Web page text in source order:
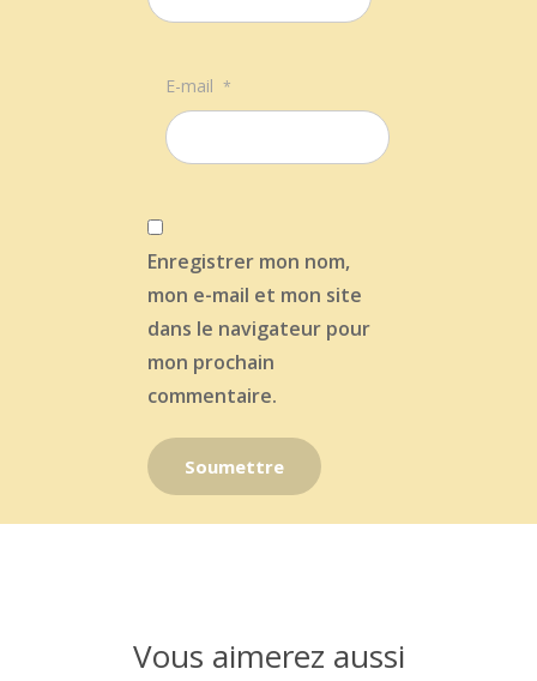
E-mail*
Enregistrer mon nom,
mon e-mail et mon site
dans le navigateur pour
mon prochain
commentaire.
Vous aimerez aussi